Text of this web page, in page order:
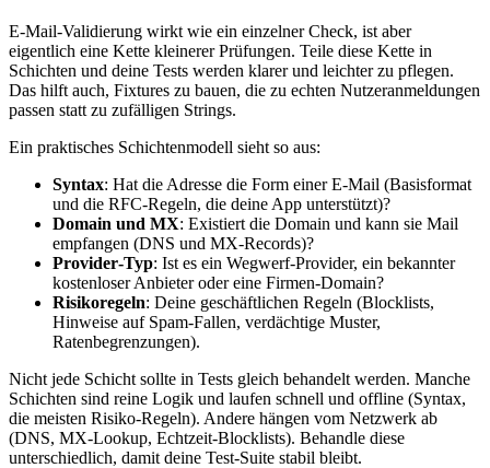
E‑Mail‑Validierung wirkt wie ein einzelner Check, ist aber
eigentlich eine Kette kleinerer Prüfungen. Teile diese Kette in
Schichten und deine Tests werden klarer und leichter zu pflegen.
Das hilft auch, Fixtures zu bauen, die zu echten Nutzeranmeldungen
passen statt zu zufälligen Strings.
Ein praktisches Schichtenmodell sieht so aus:
Syntax: Hat die Adresse die Form einer E‑Mail (Basisformat
und die RFC‑Regeln, die deine App unterstützt)?
Domain und MX: Existiert die Domain und kann sie Mail
empfangen (DNS und MX‑Records)?
Provider‑Typ: Ist es ein Wegwerf‑Provider, ein bekannter
kostenloser Anbieter oder eine Firmen‑Domain?
Risikoregeln: Deine geschäftlichen Regeln (Blocklists,
Hinweise auf Spam‑Fallen, verdächtige Muster,
Ratenbegrenzungen).
Nicht jede Schicht sollte in Tests gleich behandelt werden. Manche
Schichten sind reine Logik und laufen schnell und offline (Syntax,
die meisten Risiko‑Regeln). Andere hängen vom Netzwerk ab
(DNS, MX‑Lookup, Echtzeit‑Blocklists). Behandle diese
unterschiedlich, damit deine Test‑Suite stabil bleibt.